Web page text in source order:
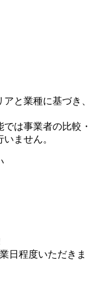
と業種に基づき、
は事業者の比較・
ません。
日程度いただきま